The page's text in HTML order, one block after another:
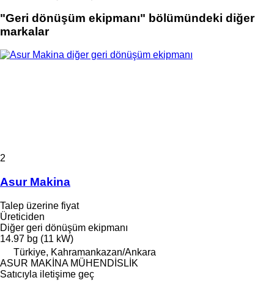
"Geri dönüşüm ekipmanı" bölümündeki diğer
markalar
2
Asur Makina
Talep üzerine fiyat
Üreticiden
Diğer geri dönüşüm ekipmanı
14.97 bg (11 kW)
Türkiye, Kahramankazan/Ankara
ASUR MAKİNA MÜHENDİSLİK
Satıcıyla iletişime geç